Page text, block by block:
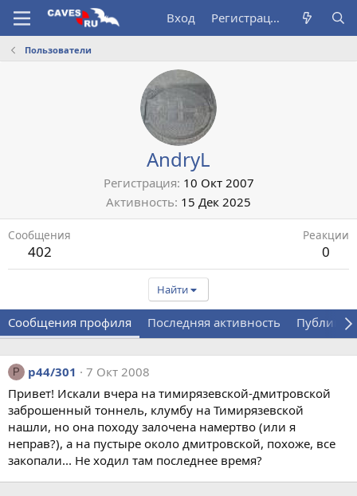
Вход Регистрация
Пользователи
AndryL
Регистрация 10 Окт 2007
Активность 15 Дек 2025
Сообщения
402
Реакции
0
Найти
Сообщения профиля Последняя активность
P p44/301
7 Окт 2008
Привет! Искали вчера на тимирязевской-дмитровской
заброшенный тоннель, клумбу на Тимирязевской
нашли, но она походу залочена намертво (или я
неправ?), а на пустыре около дмитровской, похоже, все
закопали... Не ходил там последнее время?